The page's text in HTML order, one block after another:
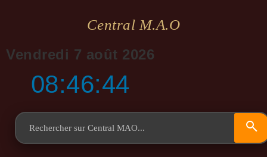
Central M.a.o
Vendredi 7 août 2026
08:46:44